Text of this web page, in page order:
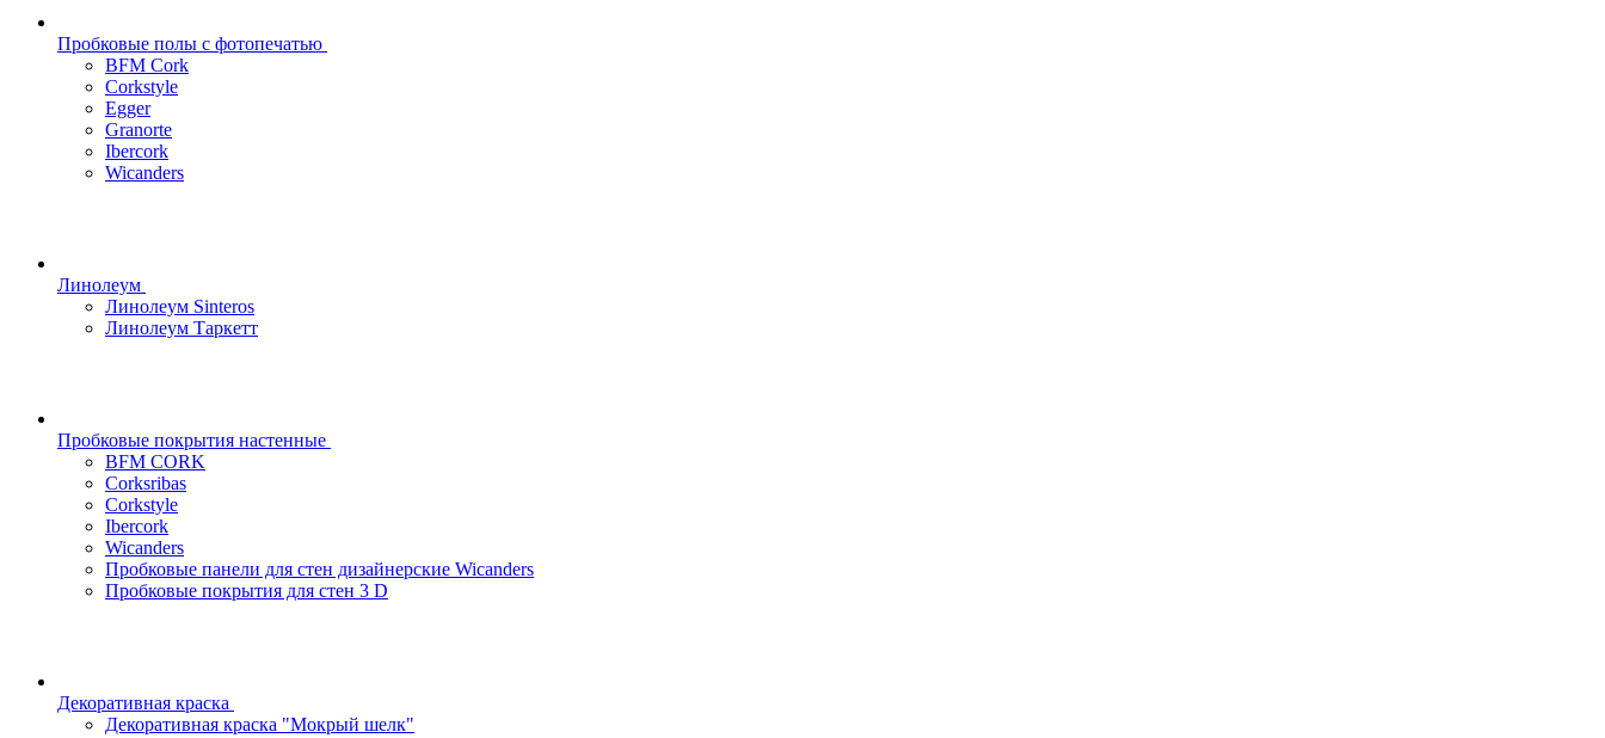
Пробковые полы с фотопечатью
BFM Cork
Corkstyle
Egger
Granorte
Ibercork
Wicanders
Линолеум
Линолеум Sinteros
Линолеум Таркетт
Пробковые покрытия настенные
BFM CORK
Corksribas
Corkstyle
Ibercork
Wicanders
Пробковые панели для стен дизайнерские Wicanders
Пробковые покрытия для стен 3 D
Декоративная краска
Декоративная краска "Мокрый шелк"